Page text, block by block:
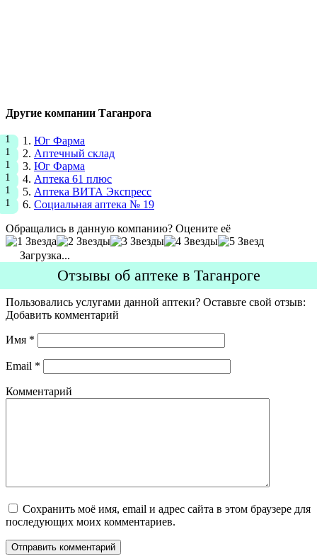
Другие компании Таганрога
Юг Фарма
Аптечный склад
Юг Фарма
Аптека 61 плюс
Аптека ВИТА Экспресс
Социальная аптека № 19
Обращались в данную компанию? Оцените её
Загрузка...
Отзывы об аптеке в Таганроге
Пользовались услугами данной аптеки? Оставьте свой отзыв:
Добавить комментарий
Имя *
Email *
Комментарий
Сохранить моё имя, email и адрес сайта в этом браузере для
последующих моих комментариев.